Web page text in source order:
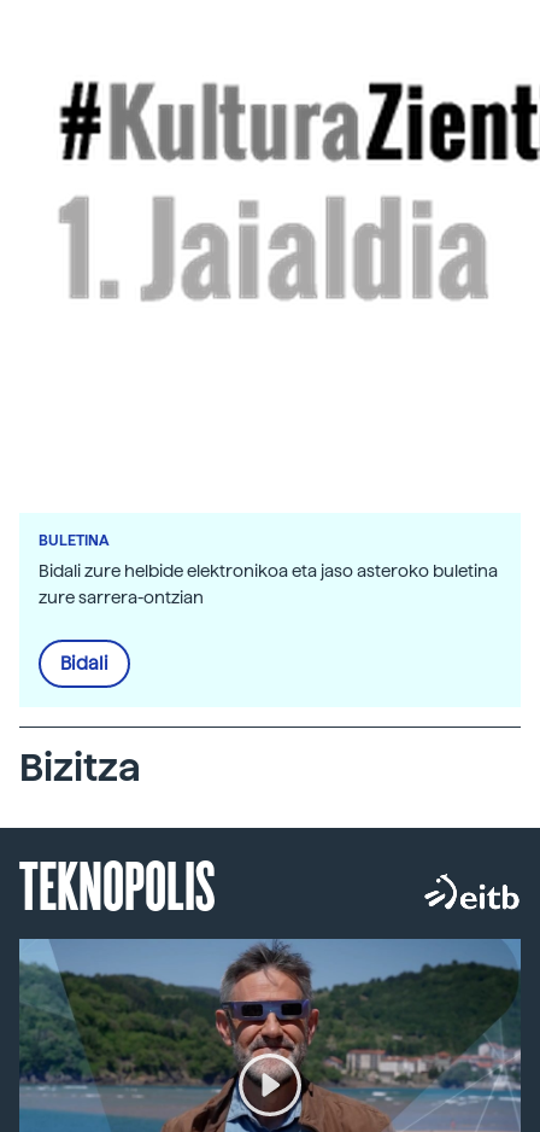
BULETINA
Bidali zure helbide elektronikoa eta jaso asteroko buletina
zure sarrera-ontzian
Bidali
Bizitza
TEKNOPOLIS